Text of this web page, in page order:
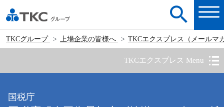
TKCグループ 上場企業の皆様へ TKCエクスプレス（メールマ
TKCエクスプレス Menu
国税庁